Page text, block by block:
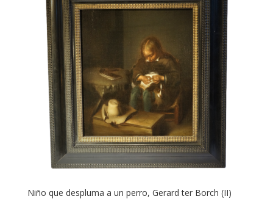
Niño que despluma a un perro, Gerard ter Borch (II)